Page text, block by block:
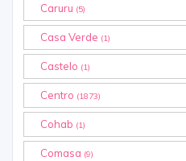
Caruru (5)
Casa Verde (1)
Castelo (1)
Centro (1873)
Cohab (1)
Comasa (9)